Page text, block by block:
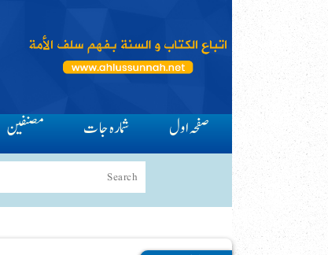
صفحہ اول شمارہ جات مصنفین